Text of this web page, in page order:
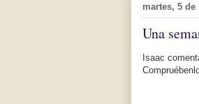
martes, 5 de
Una
Isaac